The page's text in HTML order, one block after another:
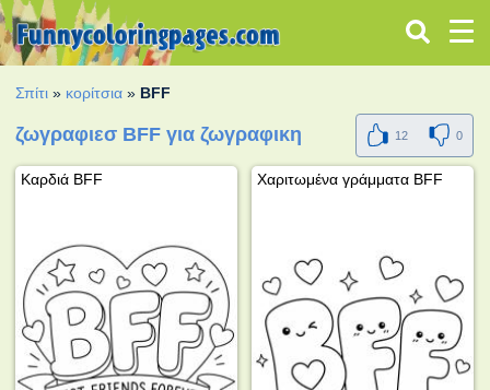
Σπίτι » κορίτσια » BFF
ζωγραφιεσ BFF για ζωγραφικη 12 0
Καρδιά BFF Χαριτωμένα γράμματα BFF